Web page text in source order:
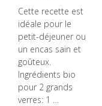
Cette recette est
idéale pour le
petit-déjeuner ou
un encas sain et
goûteux.
Ingrédients bio
pour 2 grands
verres: 1 …